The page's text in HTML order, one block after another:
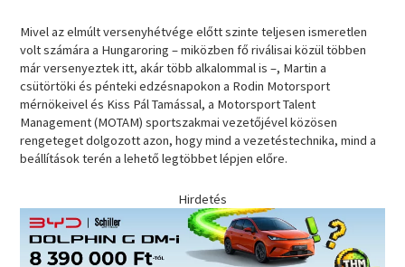
Mivel az elmúlt versenyhétvége előtt szinte teljesen ismeretlen
volt számára a Hungaroring – miközben fő riválisai közül többen
már versenyeztek itt, akár több alkalommal is –, Martin a
csütörtöki és pénteki edzésnapokon a Rodin Motorsport
mérnökeivel és Kiss Pál Tamással, a Motorsport Talent
Management (MOTAM) sportszakmai vezetőjével közösen
rengeteget dolgozott azon, hogy mind a vezetéstechnika, mind a
beállítások terén a lehető legtöbbet lépjen előre.
Hirdetés